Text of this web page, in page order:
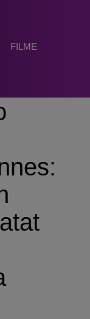
FILME